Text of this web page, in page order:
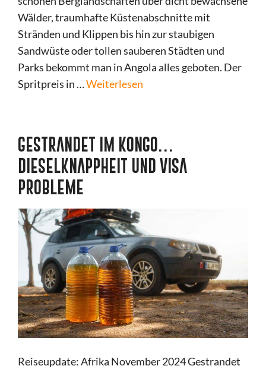
Wälder, traumhafte Küstenabschnitte mit
Stränden und Klippen bis hin zur staubigen
Sandwüste oder tollen sauberen Städten und
Parks bekommt man in Angola alles geboten. Der
Spritpreis in …Weiterlesen
GESTRANDET IM KONGO…
DIESELKNAPPHEIT UND VISA
PROBLEME
Reiseupdate: Afrika November 2024 Gestrandet